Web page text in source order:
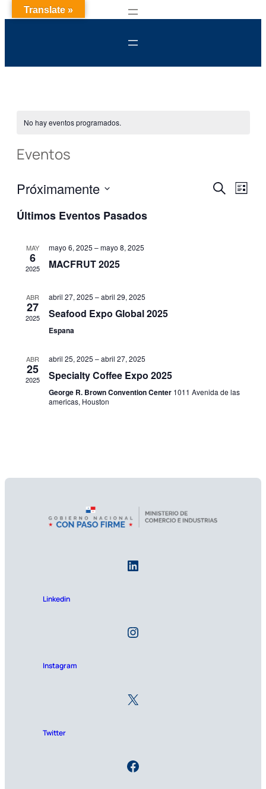
No hay eventos programados.
Eventos
Buscar
Lista
Próximamente
fecha.
Últimos Eventos Pasados
MAY
6
2025
mayo 6, 2025 –mayo 8, 2025
MACFRUT 2025
ABR
27
2025
abril 27, 2025 –abril 29, 2025
Seafood Expo Global 2025
Espana
ABR
25
2025
abril 25, 2025 –abril 27, 2025
Specialty Coffee Expo 2025
George R. Brown Convention Center 1011 Avenida de las
americas, Houston
Linkedin
Instagram
Twitter
Translate »